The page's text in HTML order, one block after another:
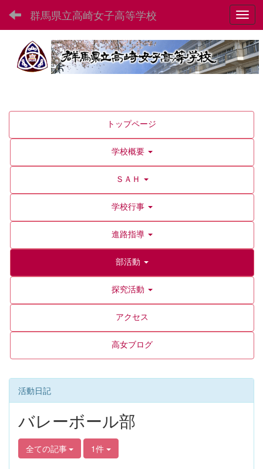
群馬県立高崎女子高等学校
トップページ
学校概要
ＳＡＨ
学校行事
進路指導
部活動
探究活動
アクセス
高女ブログ
活動日記
バレーボール部
全ての記事 1件